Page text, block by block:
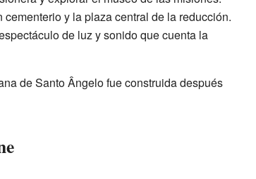
y la plaza central de la reducción.
de luz y sonido que cuenta la
de Santo Ângelo fue construida después